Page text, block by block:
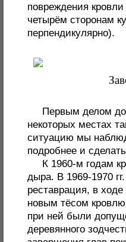
повреждения
четырём сторонам
перпендикулярно).
Первым делом
некоторых местах
ситуацию мы
подробнее и
К 1960-м годам
дыра. В 1969-1970
реставрация, в
новым тёсом кровлю
при ней были
деревянного